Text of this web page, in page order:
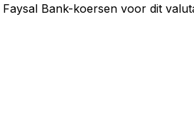
Bank-koersen voor dit